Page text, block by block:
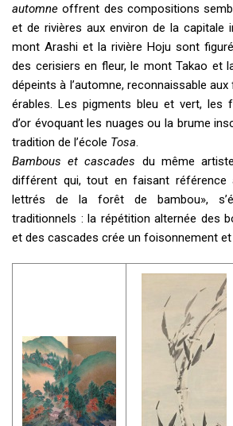
automneoffrent des compositions
et de rivières aux environ de la capitale
mont Arashi et la rivière Hoju sont
des cerisiers en fleur, le mont Takao et
dépeints à l’automne, reconnaissable
érables. Les pigments bleu et vert, les
d’or évoquant les nuages ou la brume
tradition de l’école Tosa
Bambous et cascades du même
différent qui, tout en faisant référence
lettrés de la forêt de bambou»,
traditionnels : la répétition alternée des
et des cascades crée un foisonnement et